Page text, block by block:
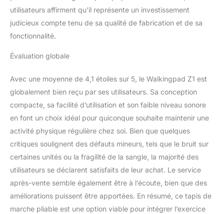
utilisateurs affirment qu’il représente un investissement
judicieux compte tenu de sa qualité de fabrication et de sa
fonctionnalité.
Évaluation globale
Avec une moyenne de 4,1 étoiles sur 5, le Walkingpad Z1 est
globalement bien reçu par ses utilisateurs. Sa conception
compacte, sa facilité d’utilisation et son faible niveau sonore
en font un choix idéal pour quiconque souhaite maintenir une
activité physique régulière chez soi. Bien que quelques
critiques soulignent des défauts mineurs, tels que le bruit sur
certaines unités ou la fragilité de la sangle, la majorité des
utilisateurs se déclarent satisfaits de leur achat. Le service
après-vente semble également être à l’écoute, bien que des
améliorations puissent être apportées. En résumé, ce tapis de
marche pliable est une option viable pour intégrer l’exercice